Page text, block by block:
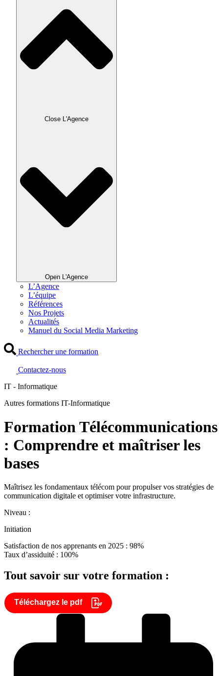
Close L'Agence
Open L'Agence
L’Agence
L’équipe
Références
Nos Projets
Actualités
Manuel du Social Media Marketing
Rechercher une formation
Contactez-nous
IT - Informatique
Autres formations IT-Informatique
Formation Télécommunications
: Comprendre et maîtriser les
bases
Maîtrisez les fondamentaux télécom pour propulser vos stratégies de
communication digitale et optimiser votre infrastructure.
Niveau :
Initiation
Satisfaction de nos apprenants en 2025 : 98%
Taux d’assiduité : 100%
Tout savoir sur votre formation :
Téléchargez le pdf